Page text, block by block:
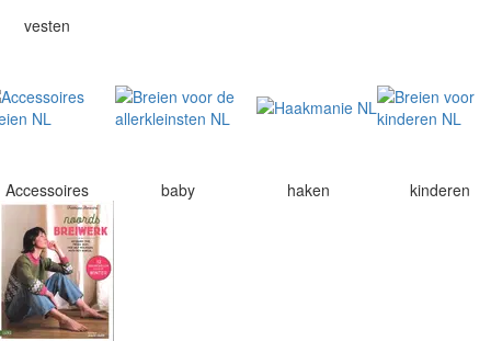
vesten
Accessoires baby haken kinderen